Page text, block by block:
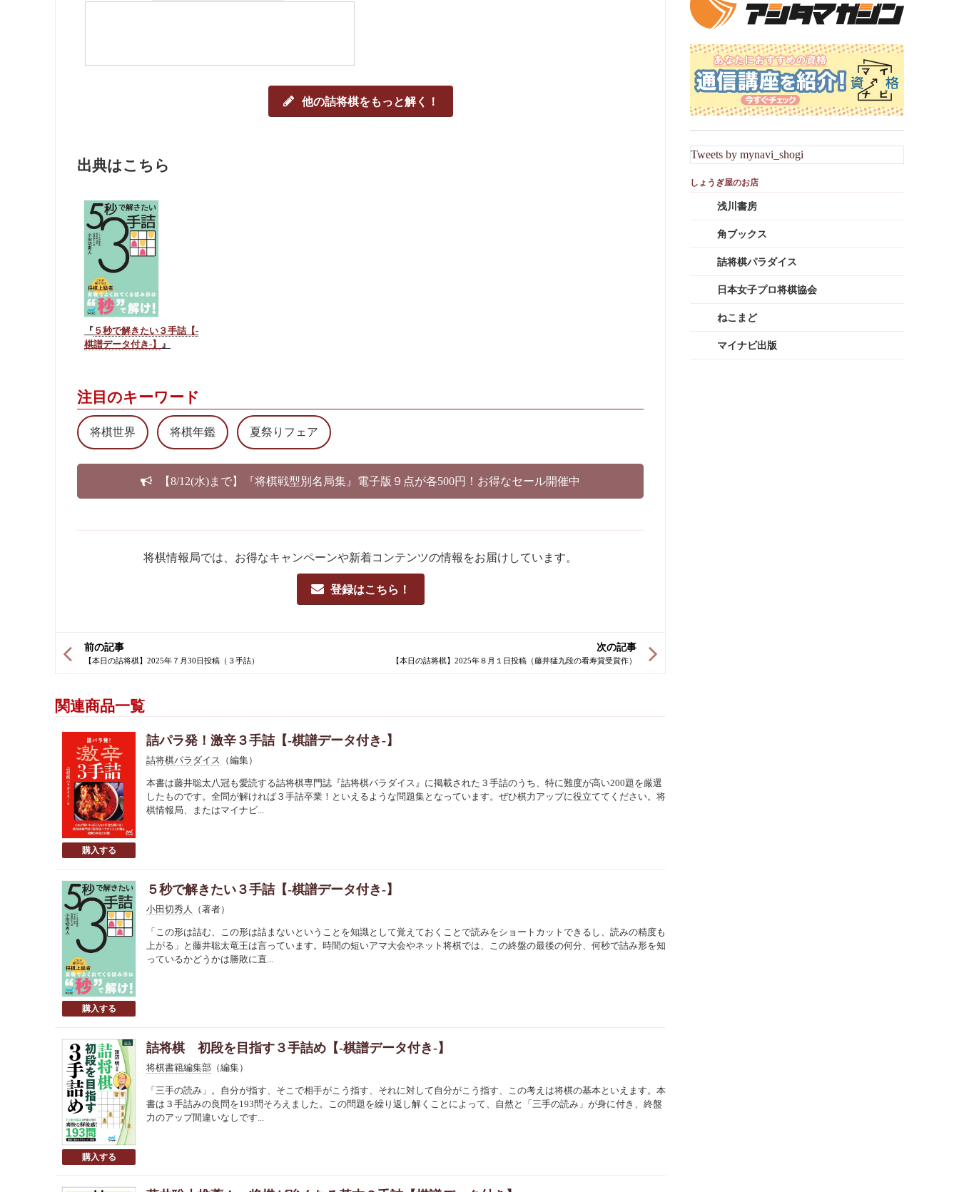
他の詰将棋をもっと解く！
出典はこちら
『 ５秒で解きたい３手詰【-
棋譜データ付き-】 』
注目のキーワード
将棋世界 将棋年鑑 夏祭りフェア
【8/12(水)まで】『将棋戦型別名局集』電子版９点が各500円！お得なセール開催中
将棋情報局では、お得なキャンペーンや新着コンテンツの情報をお届けしています。
登録はこちら！
次の記事
前の記事
関連商品一覧
詰パラ発！激辛３手詰【-棋譜データ付き-】
詰将棋パラダイス （編集）
本書は藤井聡太八冠も愛読する詰将棋専門誌『詰将棋パラダイス』に掲載された３手詰のうち、特に難度が高い200題を厳選
したものです。全問が解ければ３手詰卒業！といえるような問題集となっています。ぜひ棋力アップに役立ててください。将
棋情報局、またはマイナビ...
５秒で解きたい３手詰【-棋譜データ付き-】
小田切秀人 （著者）
「この形は詰む、この形は詰まないということを知識として覚えておくことで読みをショートカットできるし、読みの精度も
上がる」と藤井聡太竜王は言っています。時間の短いアマ大会やネット将棋では、この終盤の最後の何分、何秒で詰み形を知
っているかどうかは勝敗に直...
詰将棋 初段を目指す３手詰め【-棋譜データ付き-】
将棋書籍編集部 （編集）
「三手の読み」。自分が指す、そこで相手がこう指す、それに対して自分がこう指す、この考えは将棋の基本といえます。本
書は３手詰みの良問を193問そろえました。この問題を繰り返し解くことによって、自然と「三手の読み」が身に付き、終盤
力のアップ間違いなしです...
Tweets by mynavi_shogi
浅川書房
角ブックス
詰将棋パラダイス
日本女子プロ将棋協会
ねこまど
マイナビ出版